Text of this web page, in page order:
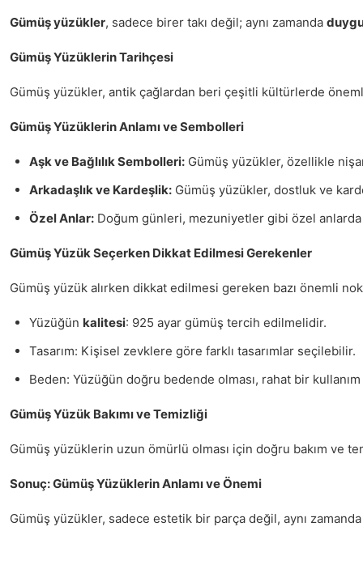
Gümüş yüzükler, sadece birer takı değil; aynı zamanda
Gümüş Yüzüklerin Tarihçesi
Gümüş yüzükler, antik çağlardan beri çeşitli kültürlerde
Gümüş Yüzüklerin Anlamı ve Sembolleri
Aşk ve Bağlılık Sembolleri: Gümüş yüzükler, özellikle
Arkadaşlık ve Kardeşlik: Gümüş yüzükler, dostluk ve
Özel Anlar: Doğum günleri, mezuniyetler gibi özel
Gümüş Yüzük Seçerken Dikkat Edilmesi Gerekenler
Gümüş yüzük alırken dikkat edilmesi gereken bazı önemli
Yüzüğün kalitesi: 925 ayar gümüş tercih edilmelidir.
Tasarım: Kişisel zevklere göre farklı tasarımlar seçilebilir.
Beden: Yüzüğün doğru bedende olması, rahat bir
Gümüş Yüzük Bakımı ve Temizliği
Gümüş yüzüklerin uzun ömürlü olması için doğru bakım ve
Sonuç: Gümüş Yüzüklerin Anlamı ve Önemi
Gümüş yüzükler, sadece estetik bir parça değil, aynı